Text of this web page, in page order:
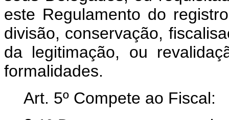
este Regulamento do
divisão, conservação,
da legitimação, ou
formalidades.
Art. 5º Compete ao Fiscal: